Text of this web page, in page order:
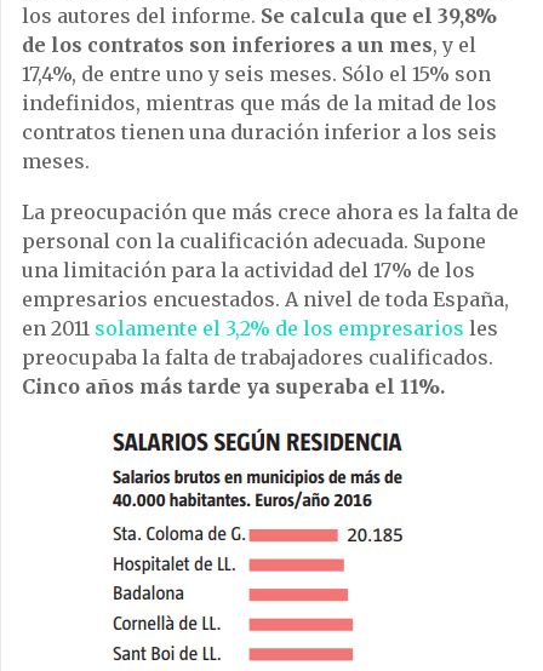
los autores del informe. Se calcula que el 39,8%
de los contratos son inferiores a un mes, y el
17,4%, de entre uno y seis meses. Sólo el 15% son
indefinidos, mientras que más de la mitad de los
contratos tienen una duración inferior a los seis
meses.
La preocupación que más crece ahora es la falta de
personal con la cualificación adecuada. Supone
una limitación para la actividad del 17% de los
empresarios encuestados. A nivel de toda España,
en 2011 solamente el 3,2% de los empresarios les
preocupaba la falta de trabajadores cualificados.
Cinco años más tarde ya superaba el 11%.